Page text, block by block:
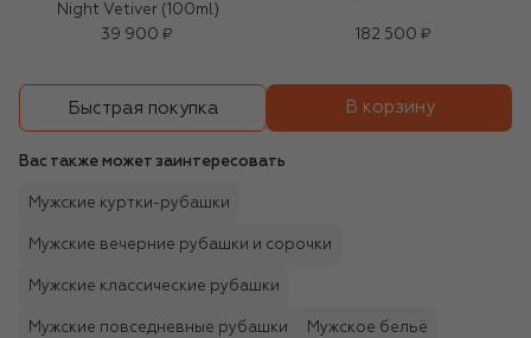
Night Vetiver (100ml)
39 900 ₽
182 500 ₽
Быстрая покупка В корзину
Вас также может заинтересовать
Мужские куртки-рубашки
Мужские вечерние рубашки и сорочки
Мужские классические рубашки
Мужские повседневные рубашки Мужское бельё